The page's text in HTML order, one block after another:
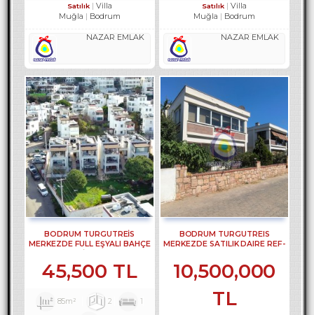
Satılık
Villa
Muğla
Bodrum
NAZAR EMLAK
Satılık
Villa
Muğla
Bodrum
NAZAR EMLAK
BODRUM TURGUTREİS
MERKEZDE FULL EŞYALI BAHÇE
45,500 TL
85m² 2 1
BODRUM TURGUTREIS
MERKEZDE SATILIK DAIRE REF-
10,500,000
TL